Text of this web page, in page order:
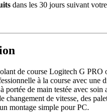
dans les 30 jours suivant
de course Logitech G PRO
à la course avec une
portée de main testée avec soin
changement de vitesse, des
montage simple pour PC.